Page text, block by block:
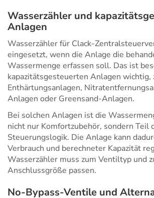
Wasserzähler und
Anlagen
Wasserzähler für Clack-
eingesetzt, wenn die Anlage die
Wassermenge erfassen soll. Das ist
kapazitätsgesteuerten Anlagen wichtig,
Enthärtungsanlagen,
Anlagen oder Greensand-Anlagen.
Bei solchen Anlagen ist die
nicht nur Komfortzubehör, sondern Teil
Steuerungslogik. Die Anlage kann
Verbrauch und berechneter Kapazität
Wasserzähler muss zum Ventiltyp und
Anschlussgröße passen.
No-Bypass-Ventile und